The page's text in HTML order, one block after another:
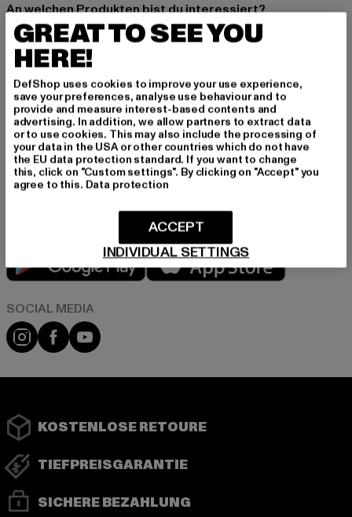
An welchen Produkten bist du interessiert?
MÄNNER
FRAUEN
E-MAIL
ANMELDEN
Informationen dazu, wie DefShop mit Deinen Daten umgeht, findest Du
in unserer Datenschutzerklärung. Du kannst Dich jederzeit kostenfei
abmelden.Datenschutzerklärung lesen.
Play market
Instagram
FacebookYouTube
KOSTENLOSE RETOURE
TIEFPREISGARANTIE
SICHERE BEZAHLUNG
GREAT TO SEE YOU
HERE!
DefShop uses cookies to improve your use experience,
save your preferences, analyse use behaviour and to
provide and measure interest-based contents and
advertising. In addition, we allow partners to extract data
or to use cookies. This may also include the processing of
your data in the USA or other countries which do not have
the EU data protection standard. If you want to change
this, click on "Custom settings". By clicking on "Accept" you
agree to this. Data protection
INDIVIDUAL SETTINGS
ACCEPT